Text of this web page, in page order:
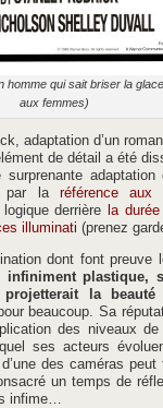
homme qui sait briser la
aux femmes)
adaptation d’un
de détail a été
surprenante
par la référence aux
derrière
la
illuminati (prenez
dont font
infiniment plastique,
la
beaucoup. Sa
des niveaux
ses acteurs
des caméras peut
un temps de
infime…